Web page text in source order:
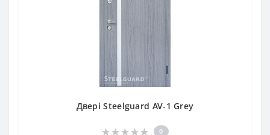
Двері Steelguard AV-1 Grey
0